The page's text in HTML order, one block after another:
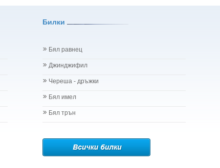
phlomoides L.
Acutifolia
Билки
Бял равнец
Джинджифил
Череша - дръжки
Бял имел
Бял трън